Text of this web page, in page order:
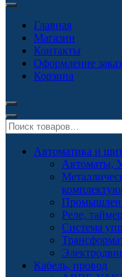
Главная
Магазин
Контакты
Оформление
Корзина
Автоматика и
Автоматы,
Реле,
Система
Кабель, провод